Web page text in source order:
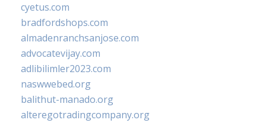
cyetus.com
bradfordshops.com
almadenranchsanjose.com
advocatevijay.com
adlibilimler2023.com
naswwebed.org
balithut-manado.org
alteregotradingcompany.org